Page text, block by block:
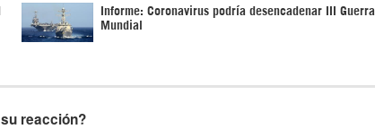
Informe: Coronavirus podría desencadenar III Guerra
Mundial